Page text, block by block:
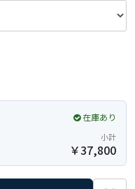
在庫あり
小計
￥37,800